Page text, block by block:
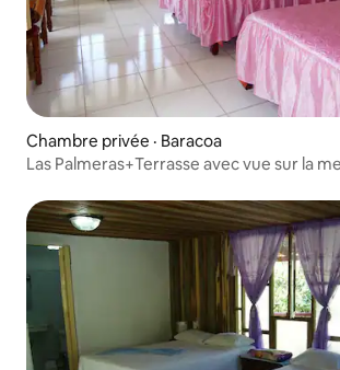
Chambre privée · Baracoa
Las Palmeras+Terrasse avec vue sur la